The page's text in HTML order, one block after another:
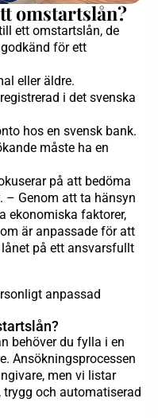
omstartslån?
ett omstartslån, de
för ett
eller äldre.
i det svenska
hos en svensk bank.
måste ha en
på att bedöma
Genom att ta hänsyn
ekonomiska faktorer,
är anpassade för att
på ett ansvarsfullt
anpassad
behöver du fylla i en
Ansökningsprocessen
men vi listar
trygg och automatiserad